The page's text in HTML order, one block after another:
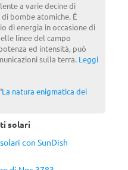
a varie decine di
bombe atomiche. È
di energia in occasione di
linee del campo
ed intensità, può
sulla terra. Leggi
La natura enigmatica dei
solari
con SunDish